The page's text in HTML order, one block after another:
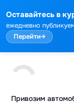
Оставайтесь в
ежедневно
Перейти→
Привозим